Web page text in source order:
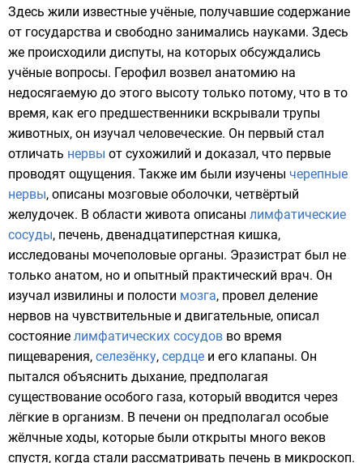
Здесь жили известные учёные, получавшие содержание
от государства и свободно занимались науками. Здесь
же происходили диспуты, на которых обсуждались
учёные вопросы. Герофил возвел анатомию на
недосягаемую до этого высоту только потому, что в то
время, как его предшественники вскрывали трупы
животных, он изучал человеческие. Он первый стал
отличать нервы от сухожилий и доказал, что первые
проводят ощущения. Также им были изучены черепные
нервы, описаны мозговые оболочки, четвёртый
желудочек. В области живота описаны лимфатические
сосуды, печень, двенадцатиперстная кишка,
исследованы мочеполовые органы. Эразистрат был не
только анатом, но и опытный практический врач. Он
изучал извилины и полости мозга, провел деление
нервов на чувствительные и двигательные, описал
состояние лимфатических сосудов во время
пищеварения, селезёнку, сердце и его клапаны. Он
пытался объяснить дыхание, предполагая
существование особого газа, который вводится через
лёгкие в организм. В печени он предполагал особые
жёлчные ходы, которые были открыты много веков
спустя, когда стали рассматривать печень в микроскоп.